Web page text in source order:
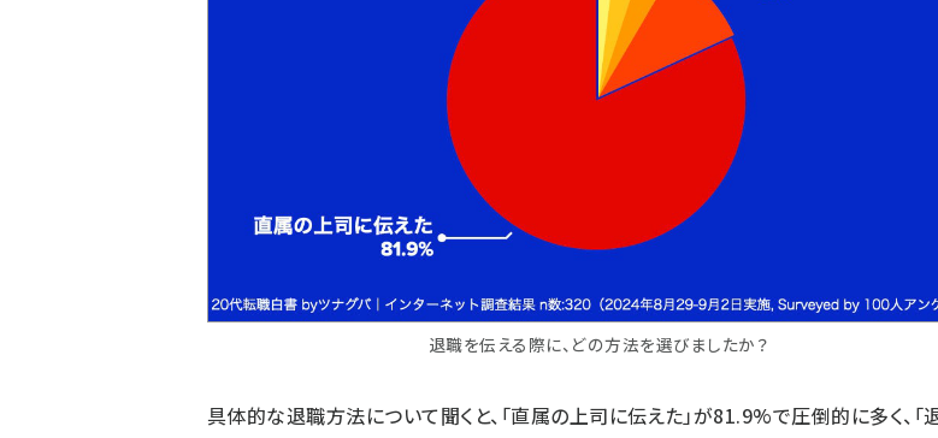
退職を伝える際に、どの方法を選びましたか？
具体的な退職方法について聞くと、「直属の上司に伝えた」が81.9%で圧倒的に多く、「